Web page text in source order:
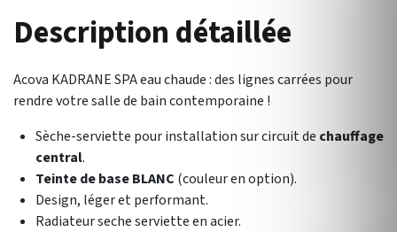
Description détaillée
Acova KADRANE SPA eau chaude : des lignes carrées pour
rendre votre salle de bain contemporaine !
Sèche-serviette pour installation sur circuit de chauffage
central.
Teinte de base BLANC (couleur en option).
Design, léger et performant.
Radiateur seche serviette en acier.